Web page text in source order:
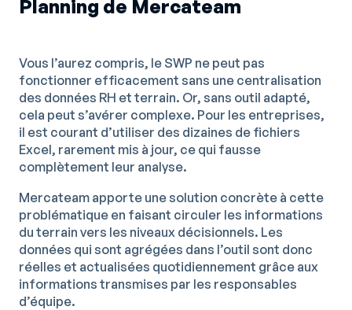
Planning de Mercateam
Vous l’aurez compris, le SWP ne peut pas
fonctionner efficacement sans une centralisation
des données RH et terrain. Or, sans outil adapté,
cela peut s’avérer complexe. Pour les entreprises,
il est courant d’utiliser des dizaines de fichiers
Excel, rarement mis à jour, ce qui fausse
complètement leur analyse.
Mercateam apporte une solution concrète à cette
problématique en faisant circuler les informations
du terrain vers les niveaux décisionnels. Les
données qui sont agrégées dans l’outil sont donc
réelles et actualisées quotidiennement grâce aux
informations transmises par les responsables
d’équipe.